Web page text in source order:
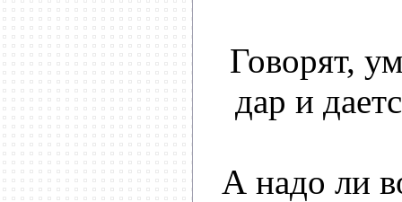
Говорят,
дар и
А надо ли